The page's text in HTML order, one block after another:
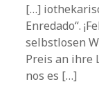
[…]
Enredado“.
selbstlosen
Preis an ihre
nos es […]